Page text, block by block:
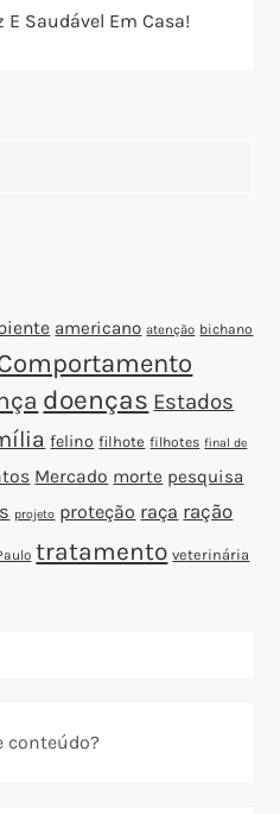
E Saudável Em Casa!
americano atenção bichano
doenças Estados
felino filhote filhotes final de
Mercado morte pesquisa
projeto proteção raça ração
tratamento veterinária
conteúdo?